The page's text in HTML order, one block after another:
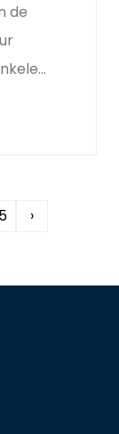
de
en
›